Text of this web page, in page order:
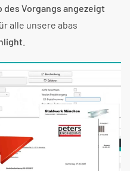
des Vorgangs angezeigt
alle unsere abas